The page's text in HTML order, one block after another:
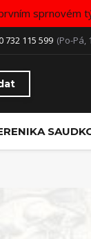
sprnovém
732 115 599 (Po-Pá,